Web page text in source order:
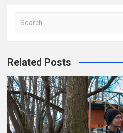
a
c
h
Related Posts